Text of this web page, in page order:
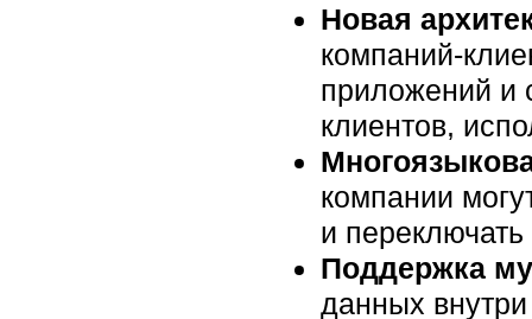
Новая
компаний-
приложений и
клиентов,
компании
и
Поддержка
данных